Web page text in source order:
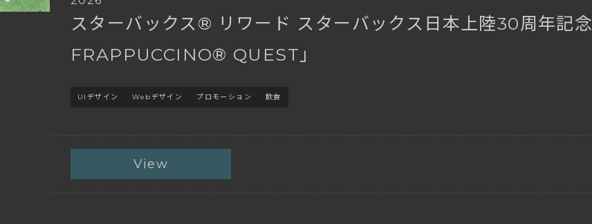
スターバックス® リワード スターバックス日本上陸30周年記念
FRAPPUCCINO® QUEST」
UIデザイン Webデザイン プロモーション 飲食
View